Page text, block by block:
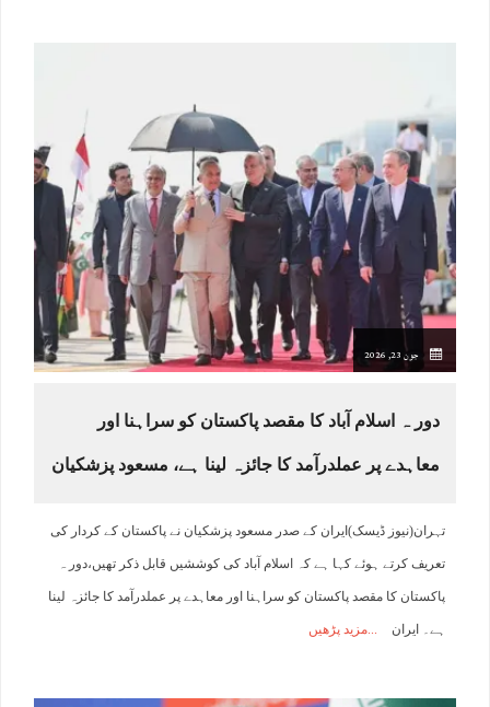
جون 23, 2026
دور ہ اسلام آباد کا مقصد پاکستان کو سراہنا اور
معاہدے پر عملدرآمد کا جائزہ لینا ہے، مسعود پزشکیان
تہران(نیوز ڈیسک)ایران کے صدر مسعود پزشکیان نے پاکستان کے کردار کی
تعریف کرتے ہوئے کہا ہے کہ اسلام آباد کی کوششیں قابل ذکر تھیں،دور ہ
پاکستان کا مقصد پاکستان کو سراہنا اور معاہدے پر عملدرآمد کا جائزہ لینا
ہے۔ ایران مزید پڑھیں